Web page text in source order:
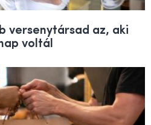
versenytársad az, aki
voltál